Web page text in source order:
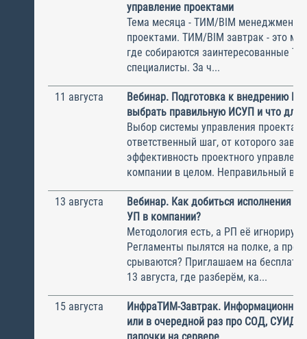
управление проектами
Тема месяца - ТИМ/BIM менеджмент и
проектами. ТИМ/BIM завтрак - это
где собираются заинтересованные
специалисты. За ч...
11 августа
Вебинар. Подготовка к внедрению
выбрать правильную ИСУП и что для
Выбор системы управления
ответственный шаг, от которого
эффективность проектного
компании в целом. Неправильный
13 августа
Вебинар. Как добиться исполнения
УП в компании?
Методология есть, а РП её
Регламенты пылятся на полке, а
срываются? Приглашаем на
13 августа, где разберём, ка...
15 августа
ИнфраТИМ-Завтрак.
или в очередной раз про СОД, СУИД и